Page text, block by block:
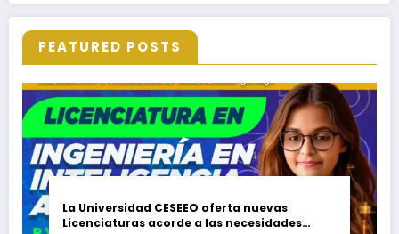
FEATURED POSTS
La Universidad CESEEO oferta nuevas
Licenciaturas acorde a las necesidades